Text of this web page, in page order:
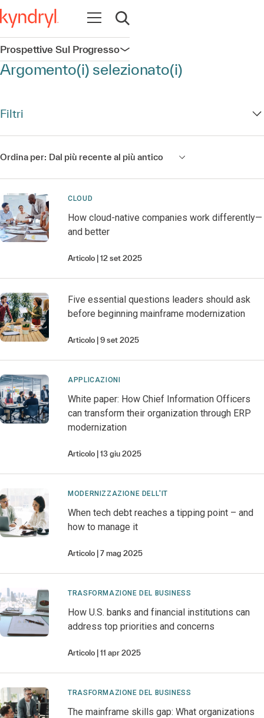
Apri la navigazione
Apri ricerca
Prospettive Sul ProgressoApri la navigazione
Argomento(i) selezionato(i)
Filtri
Ordina per: Dal più recente al più antico
CLOUD
How cloud-native companies work differently—
and better
Articolo 12 set 2025
Five essential questions leaders should ask
before beginning mainframe modernization
Articolo 9 set 2025
APPLICAZIONI
White paper: How Chief Information Officers
can transform their organization through ERP
modernization
Articolo 13 giu 2025
MODERNIZZAZIONE DELL'IT
When tech debt reaches a tipping point – and
how to manage it
Articolo 7 mag 2025
TRASFORMAZIONE DEL BUSINESS
How U.S. banks and financial institutions can
address top priorities and concerns
Articolo 11 apr 2025
TRASFORMAZIONE DEL BUSINESS
The mainframe skills gap: What organizations